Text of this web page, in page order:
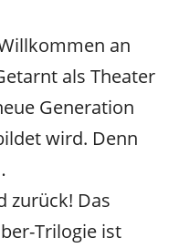
an
als Theater
Generation
wird. Denn
zurück! Das
Trilogie ist